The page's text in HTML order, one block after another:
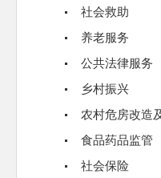
社会救助
养老服务
公共法律服务
乡村振兴
农村危房改造
食品药品监管
社会保险